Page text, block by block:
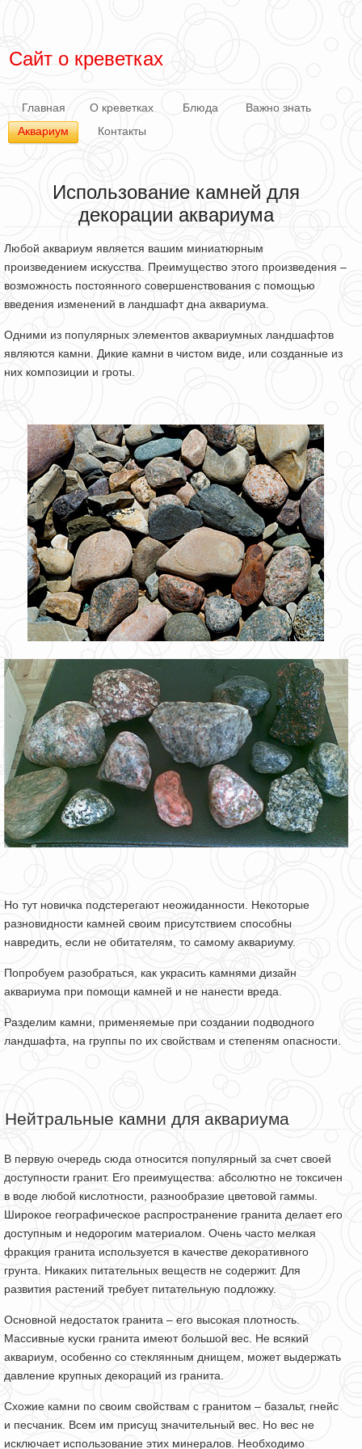
Сайт о креветках
Главная О креветках Блюда
Важно знать
Аквариум
Контакты
Использование камней для
декорации аквариума
Любой аквариум является вашим миниатюрным
произведением искусства. Преимущество этого произведения –
возможность постоянного совершенствования с помощью
введения изменений в ландшафт дна аквариума.
Одними из популярных элементов аквариумных ландшафтов
являются камни. Дикие камни в чистом виде, или созданные из
них композиции и гроты.
Но тут новичка подстерегают неожиданности. Некоторые
разновидности камней своим присутствием способны
навредить, если не обитателям, то самому аквариуму.
Попробуем разобраться, как украсить камнями дизайн
аквариума при помощи камней и не нанести вреда.
Разделим камни, применяемые при создании подводного
ландшафта, на группы по их свойствам и степеням опасности.
Нейтральные камни для аквариума
В первую очередь сюда относится популярный за счет своей
доступности гранит. Его преимущества: абсолютно не токсичен
в воде любой кислотности, разнообразие цветовой гаммы.
Широкое географическое распространение гранита делает его
доступным и недорогим материалом. Очень часто мелкая
фракция гранита используется в качестве декоративного
грунта. Никаких питательных веществ не содержит. Для
развития растений требует питательную подложку.
Основной недостаток гранита – его высокая плотность.
Массивные куски гранита имеют большой вес. Не всякий
аквариум, особенно со стеклянным днищем, может выдержать
давление крупных декораций из гранита.
Схожие камни по своим свойствам с гранитом – базальт, гнейс
и песчаник. Всем им присущ значительный вес. Но вес не
исключает использование этих минералов. Необходимо